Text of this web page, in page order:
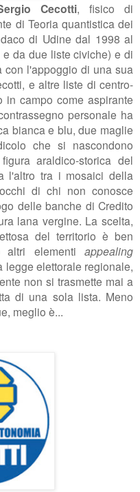
Cecotti, fisico di
di Teoria quantistica dei
di Udine dal 1998 al
da due liste civiche) e di
l'appoggio di una sua
e altre liste di centro-
in campo come aspirante
personale ha
bianca e blu, due maglie
che si nascondono
araldico-storica del
l'altro tra i mosaici della
di chi non conosce
delle banche di Credito
lana vergine. La scelta,
del territorio è ben
elementi appealing
legge elettorale regionale,
non si trasmette mai a
di una sola lista. Meno
meglio è...